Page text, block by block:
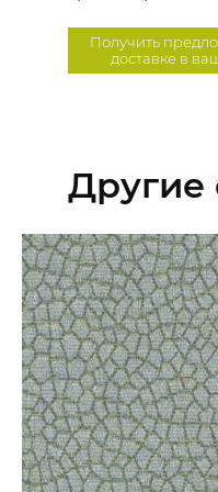
Получить
доставке в
Другие